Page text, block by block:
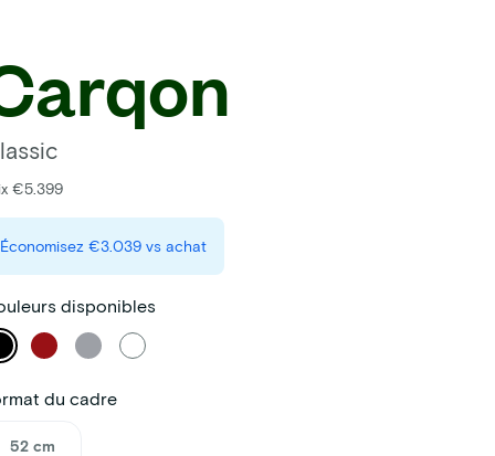
€5.399
Économisez €3.039 vs achat
disponibles
du cadre
52 cm